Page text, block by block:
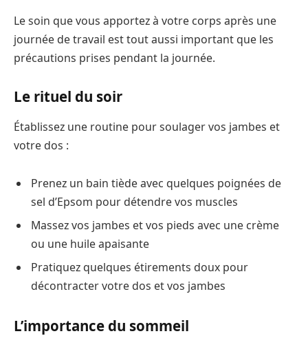
Le soin que vous apportez à votre corps après une
journée de travail est tout aussi important que les
précautions prises pendant la journée.
Le rituel du soir
Établissez une routine pour soulager vos jambes et
votre dos :
Prenez un bain tiède avec quelques poignées de
sel d’Epsom pour détendre vos muscles
Massez vos jambes et vos pieds avec une crème
ou une huile apaisante
Pratiquez quelques étirements doux pour
décontracter votre dos et vos jambes
L’importance du sommeil